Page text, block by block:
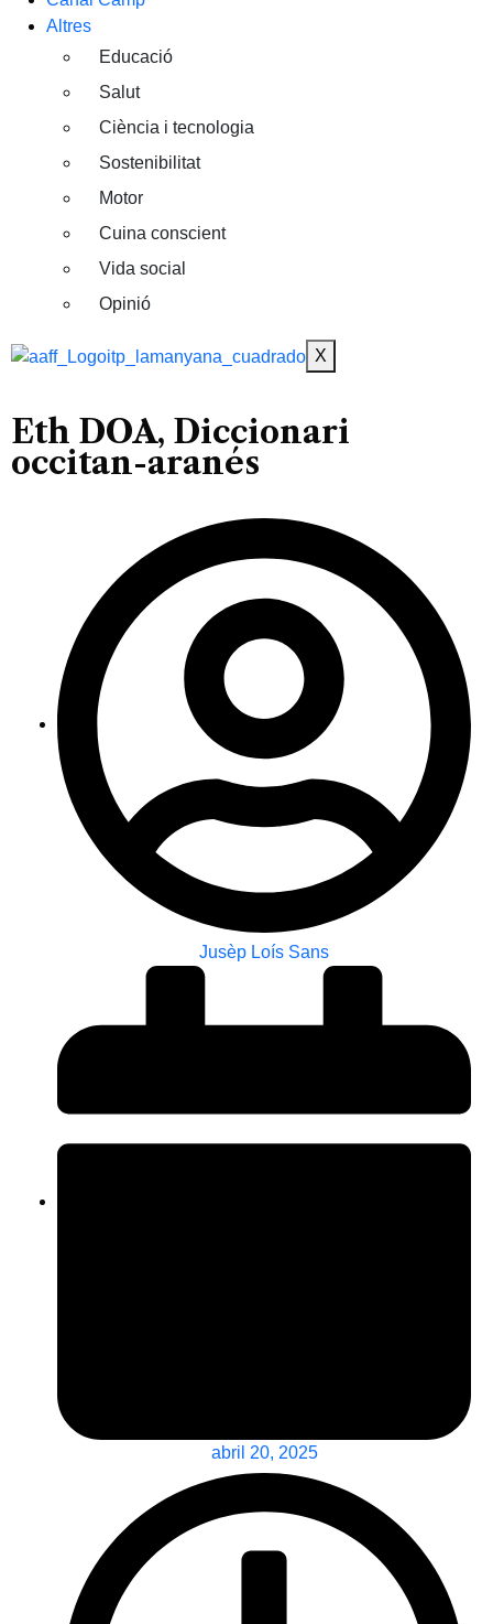
Altres
Educació
Salut
Ciència i tecnologia
Sostenibilitat
Motor
Cuina conscient
Vida social
Opinió
X
Eth DOA, Diccionari
occitan-aranés
Jusèp Loís Sans
abril 20, 2025